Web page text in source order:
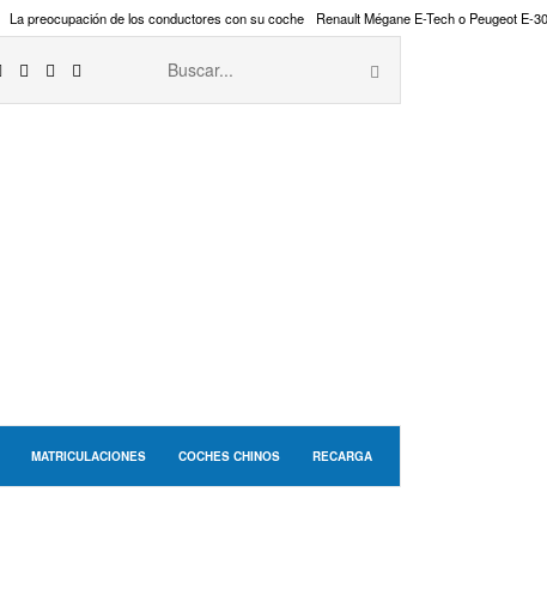
La preocupación de los conductores con su coche Renault Mégane E-Tech o Peugeot E-
MATRICULACIONES COCHES CHINOS RECARGA